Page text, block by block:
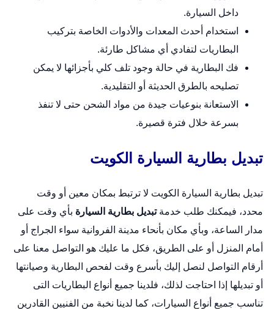
داخل السيارة.
استخدام أحدث المعدات والأدوات الخاصة بتركيب
البطاريات لتفادي أي مشاكل طارئة.
فك البطارية في حالة وجود تلف كلي بأجزائها لا يمكن
تصليحه بالطرق الحديثة أو التقليدية.
الاستعانة بنوعيات جيدة من مواد الشحن حتى لا تنفذ
بسرعة خلال فترة قصيرة.
تبديل بطارية السيارة الكويت
تبديل بطارية السيارة الكويت لا ترتبط بمكان معين أو وقت
محدد، فيمكنك طلب خدمةتبديل بطارية السيارة بأي وقت على
مدار الساعة، وبأي مكان بأنحاء مدينة الفروانية سواء الجراج أو
أمام المنزل أو على الطريق، فكل ما عليك هو التواصل معنا على
أرقام التواصل لنصل إليك بأسرع وقت لفحص البطارية وصيانتها
أو تبديلها إذا احتاجت لذلك، فلدينا جميع أنواع البطاريات التى
تناسب جميع أنواع السيارات، كما لدينا نخبة من الفنيين القادرين